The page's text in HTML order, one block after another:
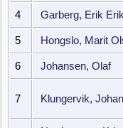
4 Garberg, Erik
5 Hongslo, Marit
6 Johansen, Olaf
7 Klungervik, Johan